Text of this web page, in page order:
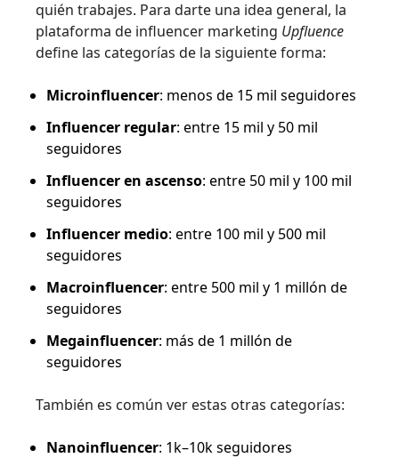
quién trabajes. Para darte una idea general, la
plataforma de influencer marketing Upfluence
define las categorías de la siguiente forma:
Microinfluencer: menos de 15 mil seguidores
Influencer regular: entre 15 mil y 50 mil
seguidores
Influencer en ascenso: entre 50 mil y 100 mil
seguidores
Influencer medio: entre 100 mil y 500 mil
seguidores
Macroinfluencer: entre 500 mil y 1 millón de
seguidores
Megainfluencer: más de 1 millón de
seguidores
También es común ver estas otras categorías:
Nanoinfluencer: 1k–10k seguidores